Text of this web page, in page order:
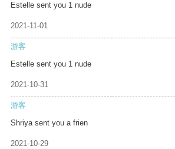
Estelle sent you 1 nude
2021-11-01
游客
Estelle sent you 1 nude
2021-10-31
游客
Shriya sent you a frien
2021-10-29